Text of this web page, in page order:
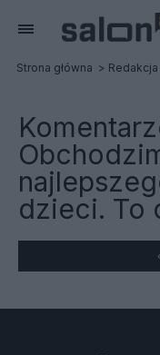
Strona główna Redakcja
dzieci. To